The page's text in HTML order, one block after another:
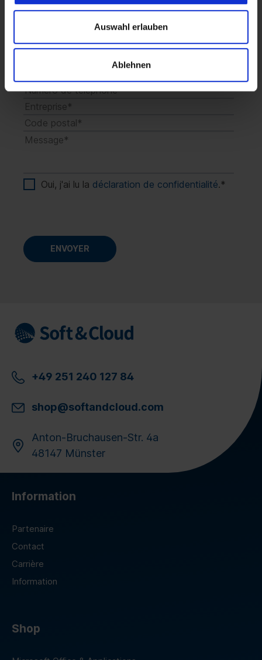
Auswahl erlauben
Ablehnen
Oui, j'ai lu la déclaration de confidentialité.*
+49 251 240 127 84
shop@softandcloud.com
Anton-Bruchausen-Str. 4a
48147 Münster
Information
Partenaire
Contact
Carrière
Information
Shop